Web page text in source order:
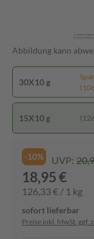
Abbildung kann
30X10 g
15X10 g
-10% UVP:
18,95 €
126,33 € / 1 kg
sofort lieferbar
Preise inkl. MwSt. ggf.